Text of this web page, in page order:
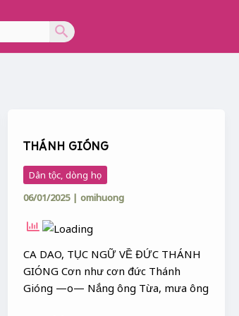
Search Button
THÁNH GIÓNG
Dân tộc, dòng họ
06/01/2025 |omihuong
CA DAO, TỤC NGỮ VỀ ĐỨC THÁNH
GIÓNG Cơn như cơn đức Thánh
Gióng —o— Nắng ông Từa, mưa ông